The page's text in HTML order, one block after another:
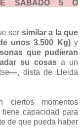
SÁBADO 5 Ó
ser similar a la que
unos 3.500 Kg)y
que pudieran
su cosasa un
—, dista de Lleida
ciertos momentos
capacidad para
de que pueda haber